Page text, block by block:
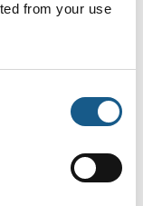
from your use
På messen